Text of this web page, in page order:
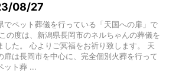
08/27
でペット葬儀を行っている「天国への扉」で
の度は、新潟県長岡市のネルちゃんの葬儀を
した。 心よりご冥福をお祈り致します。 天
扉は長岡市を中心に、完全個別火葬を行って
ット葬 ...